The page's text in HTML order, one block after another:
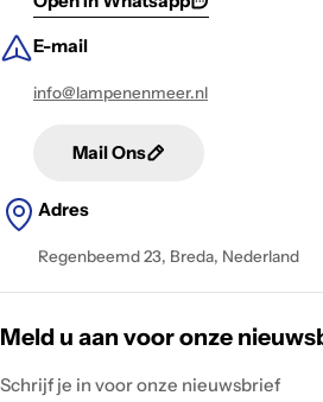
E-mail
info@lampenenmeer.nl
Mail Ons
Adres
Regenbeemd 23, Breda, Nederland
Meld u aan voor onze
Schrijf je in voor onze nieuwsbrief